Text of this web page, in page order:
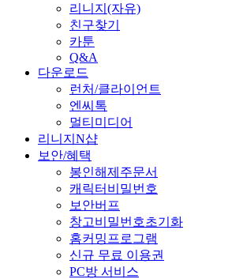
리니지(자유)
친구찾기
카툰
Q&A
다운로드
런처/클라이언트
엔씨톡
멀티미디어
리니지N샵
보안/혜택
봉인해제주문서
캐릭터비밀번호
보안버프
창고비밀번호초기화
홈커밍프로그램
신규 무료 이용권
PC방 서비스